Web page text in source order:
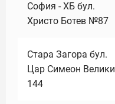
София - ХБ бул.
Христо Ботев №87
Стара Загора бул.
Цар Симеон Велики
144